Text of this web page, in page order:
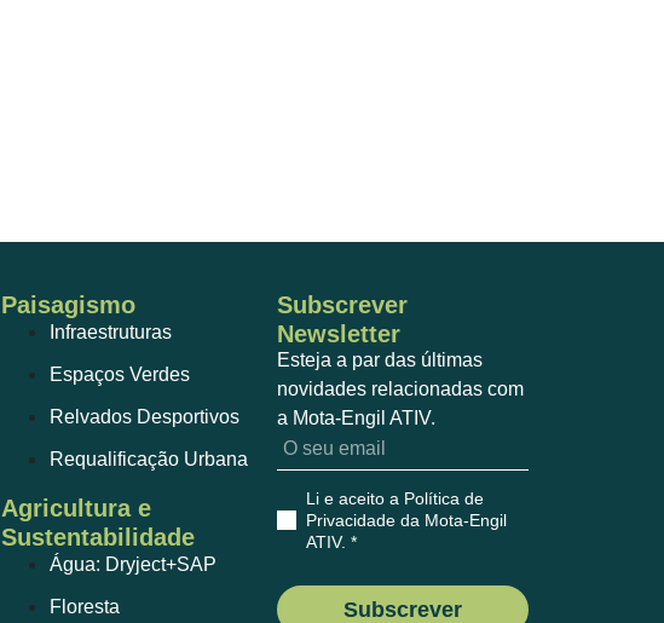
Paisagismo
Infraestruturas
Espaços Verdes
Relvados Desportivos
Requalificação Urbana
Agricultura e
Sustentabilidade
Água: Dryject+SAP
Floresta
Subscrever
Newsletter
Esteja a par das últimas
novidades relacionadas com
a Mota-Engil ATIV.
Li e aceito a Política de
Privacidade da Mota-Engil
ATIV. *
Subscrever